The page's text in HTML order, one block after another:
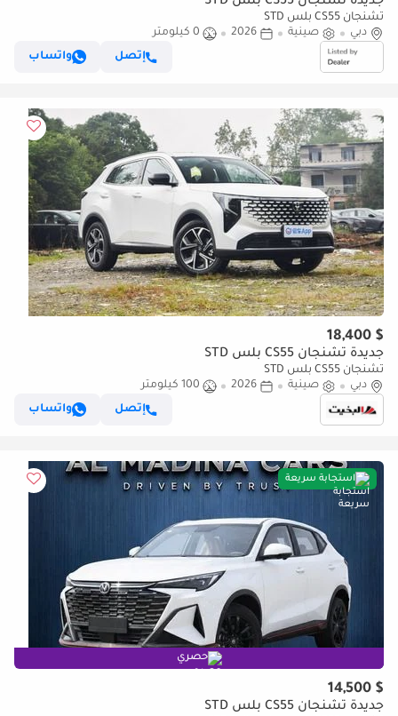
تشنجان CS55 بلس STD
دبي
صينية 2026
0 كيلومتر
إتصل
واتساب
$ 18,400
جديدة تشنجان CS55 بلس STD
تشنجان CS55 بلس STD
دبي
صينية 2026
100 كيلومتر
إتصل
واتساب
استجابة سريعة
حصري
$ 14,500
جديدة تشنجان CS55 بلس STD